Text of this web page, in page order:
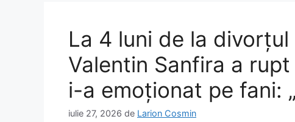
La 4 luni de la
Valentin Sanfira a
i-a emoționat pe fani:
iulie 27, 2026 de Larion Cosmin